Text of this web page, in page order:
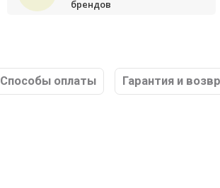
брендов
Способы оплаты Гарантия и